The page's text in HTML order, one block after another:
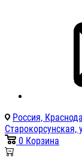
Россия,
0 Корзина